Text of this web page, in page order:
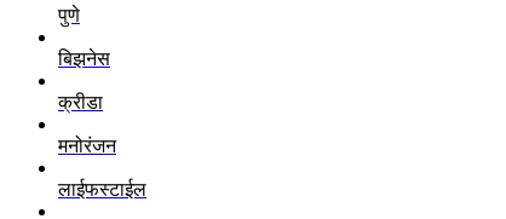
पुणे
बिझनेस
क्रीडा
मनोरंजन
लाईफस्टाईल